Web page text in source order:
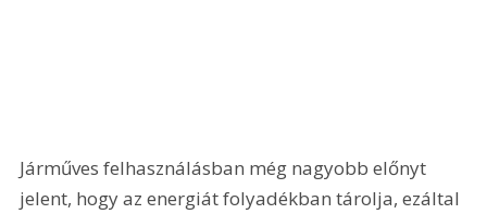
Járműves felhasználásban még nagyobb előnyt
jelent, hogy az energiát folyadékban tárolja, ezáltal